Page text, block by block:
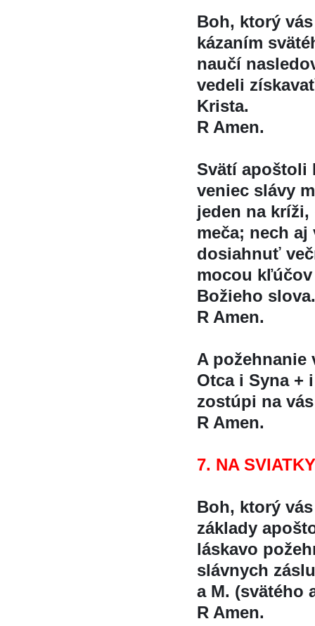
Boh, ktorý
kázaním
naučí
vedeli
Krista.
R Amen.
Svätí apoštoli
veniec slávy
jeden na
meča; nech aj
dosiahnuť
mocou
Božieho slova.
R Amen.
A požehnanie
Otca i Syna +
zostúpi na
R Amen.
7. NA
Boh, ktorý
základy
láskavo
slávnych
a M. (svätého
R Amen.